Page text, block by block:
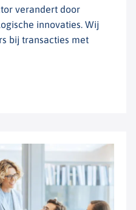
verandert door
innovaties. Wij
bij transacties met